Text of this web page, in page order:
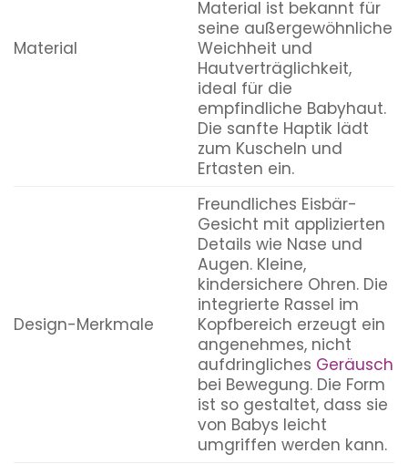
Material
Material ist bekannt für
seine außergewöhnliche
Weichheit und
Hautverträglichkeit,
ideal für die
empfindliche Babyhaut.
Die sanfte Haptik lädt
zum Kuscheln und
Ertasten ein.
Design-Merkmale
Freundliches Eisbär-
Gesicht mit applizierten
Details wie Nase und
Augen. Kleine,
kindersichere Ohren. Die
integrierte Rassel im
Kopfbereich erzeugt ein
angenehmes, nicht
aufdringliches Geräusch
bei Bewegung. Die Form
ist so gestaltet, dass sie
von Babys leicht
umgriffen werden kann.